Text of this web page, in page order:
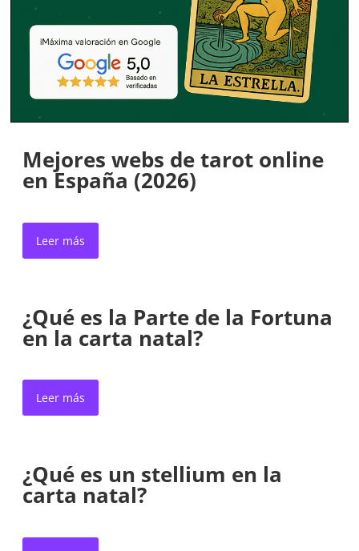
Mejores webs de tarot online
en España (2026)
Leer más
¿Qué es la Parte de la Fortuna
en la carta natal?
Leer más
¿Qué es un stellium en la
carta natal?